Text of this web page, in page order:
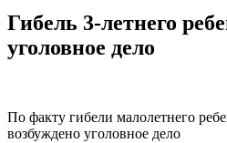
Гибель 3-летнего
уголовное дело
По факту гибели малолетнего
возбуждено уголовное дело